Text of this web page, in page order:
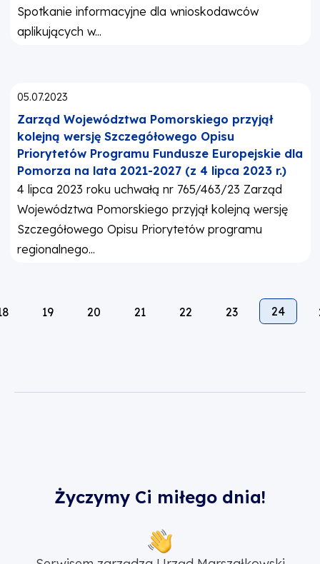
Spotkanie informacyjne dla wnioskodawców
aplikujących w...
Opublikowano:
05.07.2023
Zarząd Województwa Pomorskiego przyjął
kolejną wersję Szczegółowego Opisu
Priorytetów Programu Fundusze Europejskie dla
Pomorza na lata 2021-2027 (z 4 lipca 2023 r.)
4 lipca 2023 roku uchwałą nr 765/463/23 Zarząd
Województwa Pomorskiego przyjął kolejną wersję
Szczegółowego Opisu Priorytetów programu
regionalnego...
19 20 21 22 23 24
Życzymy Ci miłego dnia!